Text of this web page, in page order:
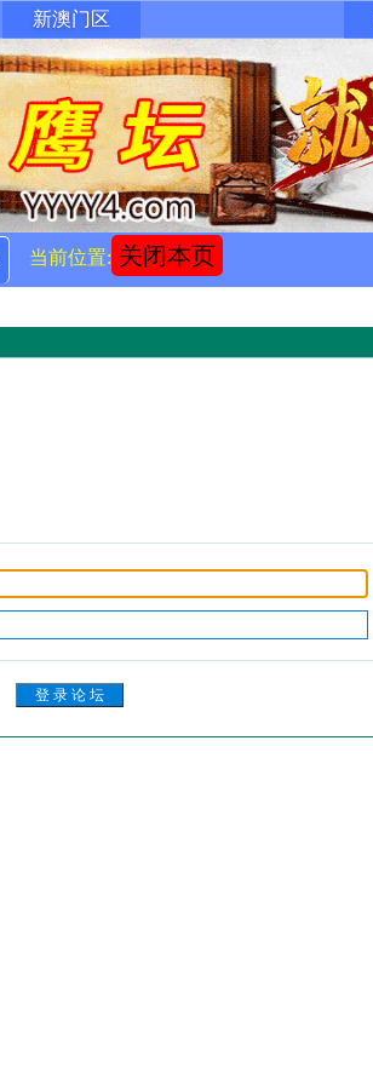
新澳门区
当前位置: 关闭本页